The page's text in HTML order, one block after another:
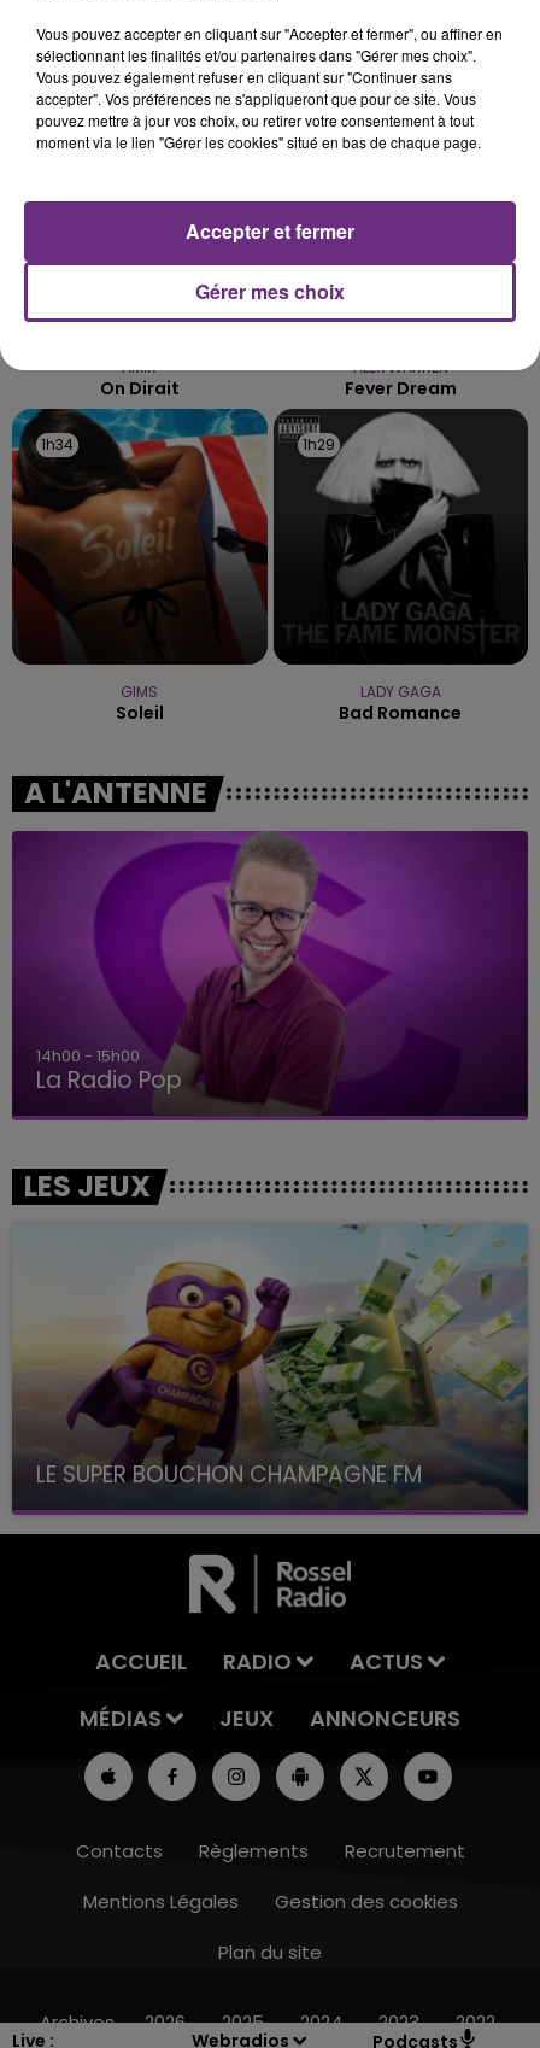
Live : Webradios Podcasts
10h00 - 14h00
l'inspection du Travail en profite pour rappeler
les conditions de...
TITRES DIFFUSÉS
1h39
1h39
AMIR
On Dirait
1h36
1h36
ALEX WARREN
Fever Dream
1h34
1h34
GIMS
Soleil
1h29
1h29
LADY GAGA
Bad Romance
A L'ANTENNE
14h00 - 15h00
La Radio Pop
LES JEUX
LE SUPER BOUCHON CHAMPAGNE FM
avec La Famille Champagne FM, à 8H10
ACCUEIL RADIO
ACTUS
MÉDIAS
JEUX ANNONCEURS
Contacts Règlements
Recrutement
Mentions Légales
Gestion des cookies
Plan du site
Archives 2026 2025 2024 2023 2022
Vous pouvez accepter en cliquant sur "Accepter et fermer", ou affiner en
sélectionnant les finalités et/ou partenaires dans "Gérer mes choix".
Vous pouvez également refuser en cliquant sur "Continuer sans
accepter". Vos préférences ne s'appliqueront que pour ce site. Vous
pouvez mettre à jour vos choix, ou retirer votre consentement à tout
moment via le lien "Gérer les cookies" situé en bas de chaque page.
Gérer mes choix
Accepter et fermer